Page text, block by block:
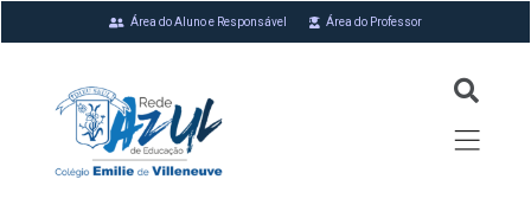
Área do Aluno e Responsável Área do Professor